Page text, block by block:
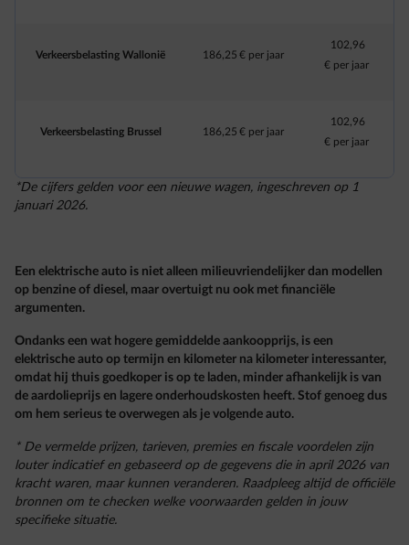
Verkeersbelasting Wallonië 186,25 € per jaar
102,96
€ per jaar
Verkeersbelasting Brussel 186,25 € per jaar
102,96
€ per jaar
*De cijfers gelden voor een nieuwe wagen, ingeschreven op 1
januari 2026.
Een elektrische auto is niet alleen milieuvriendelijker dan modellen
op benzine of diesel, maar overtuigt nu ook met financiële
argumenten.
Ondanks een wat hogere gemiddelde aankoopprijs, is een
elektrische auto op termijn en kilometer na kilometer interessanter,
omdat hij thuis goedkoper is op te laden, minder afhankelijk is van
de aardolieprijs en lagere onderhoudskosten heeft. Stof genoeg dus
om hem serieus te overwegen als je volgende auto.
* De vermelde prijzen, tarieven, premies en fiscale voordelen zijn
louter indicatief en gebaseerd op de gegevens die in april 2026 van
kracht waren, maar kunnen veranderen. Raadpleeg altijd de officiële
bronnen om te checken welke voorwaarden gelden in jouw
specifieke situatie.